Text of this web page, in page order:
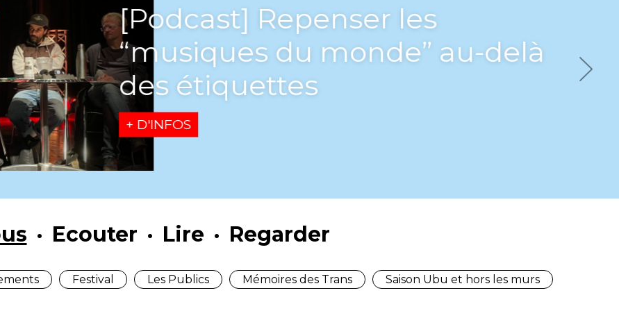
[Podcast] Repenser les
“musiques du monde” au-delà
des étiquettes
+ D'INFOS
Next
Ecouter Lire Regarder
Festival Les Publics Mémoires des Trans Saison Ubu et hors les murs